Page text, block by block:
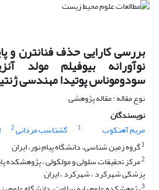
بررسی کارایی حذف فنانترن و
نوآورانه بیوفیلم مولد
سودوموناس پوتیدا مهندسی
نوع مقاله : مقاله پژوهشی
نویسندگان
مریم آهنکوب
1 گشتاسب مردانی2
1گروه زمین شناسی، دانشگاه پیام نور، ایران
2مرکز تحقیقات سلولی و مولکولی ، پژوهشکده
پزشکی شهرکرد ، شهرکرد ، ایران
3